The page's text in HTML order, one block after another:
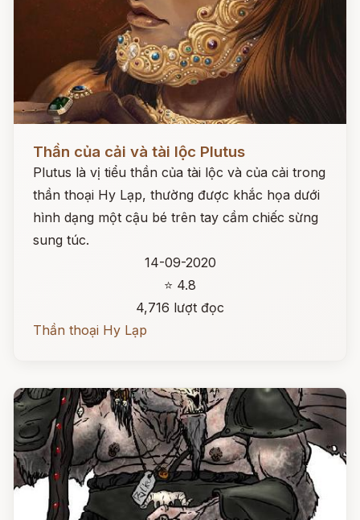
Đọc ngay
Thần của cải và tài lộc Plutus
Plutus là vị tiểu thần của tài lộc và của cải trong
thần thoại Hy Lạp, thường được khắc họa dưới
hình dạng một cậu bé trên tay cầm chiếc sừng
sung túc.
14-09-2020
⭐ 4.8
4,716 lượt đọc
Thần thoại Hy Lạp